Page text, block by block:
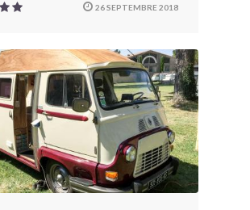
26 SEPTEMBRE 2018